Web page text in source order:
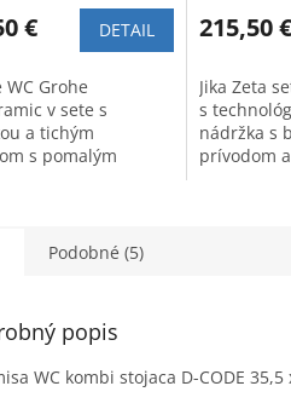
€ DETAIL
WC Grohe
v sete s
a tichým
s pomalým
215,50 €
Jika Zeta
s
nádržka s
prívodom
Podobné (5)
popis
WC kombi stojaca D-CODE